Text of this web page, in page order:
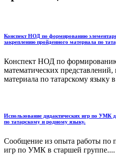
Конспект НОД по формированию
закреплению пройденного материала по
Конспект НОД по
математических
материала по татарскому языку
Использование дидактических игр по УМК
по татарскому и родному языку.
Сообщение из опыта работы по
игр по УМК в старшей группе....